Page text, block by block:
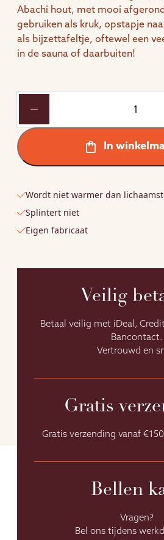
Abachi hout, met mooi
gebruiken als kruk, opstapje
als bijzettafeltje, oftewel een
in de sauna of daarbuiten!
afgeronde
staanders
(laag/breed)
In
Wordt niet warmer dan
Splintert niet
Eigen fabricaat
Veilig
Betaal veilig met iDeal,
Bancontact.
Vertrouwd en
Gratis
Gratis verzending vanaf
Bellen
Vragen?
Bel ons tijdens